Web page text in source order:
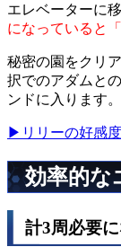
エレベーターに
になっていると
秘密の園をクリ
択でのアダムと
ンドに入ります。
▶リリーの好感
効率的な
計3周必要